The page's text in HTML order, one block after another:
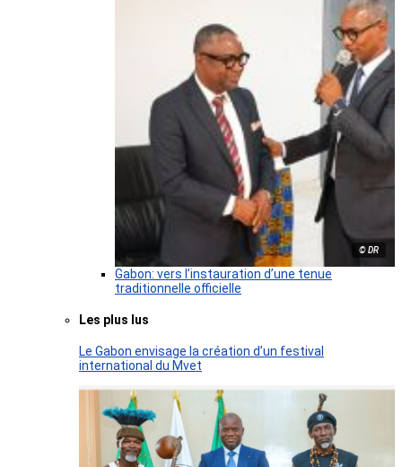
© DR
Gabon: vers l’instauration d’une tenue
traditionnelle officielle
Les plus lus
Le Gabon envisage la création d’un festival
international du Mvet